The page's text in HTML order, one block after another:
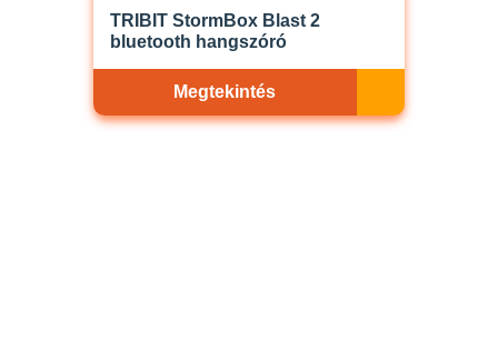
TRIBIT StormBox Blast 2
bluetooth hangszóró
Megtekintés